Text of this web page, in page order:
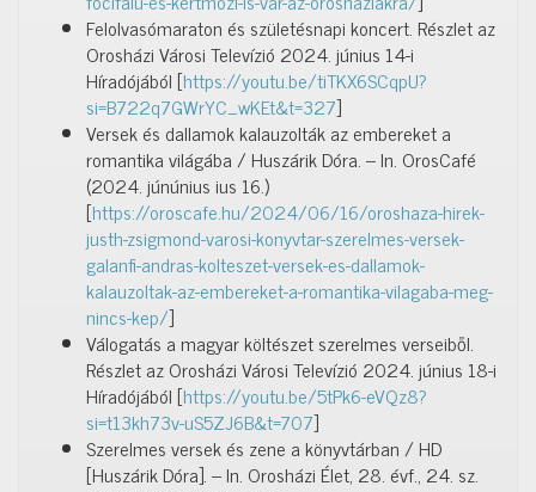
Felolvasómaraton és születésnapi koncert. Részlet az
Orosházi Városi Televízió 2024. június 14-i
Híradójából [https://youtu.be/tiTKX6SCqpU?
si=B722q7GWrYC_wKEt&t=327]
Versek és dallamok kalauzolták az embereket a
romantika világába / Huszárik Dóra. – In. OrosCafé
(2024. júnúnius ius 16.)
[https://oroscafe.hu/2024/06/16/oroshaza-hirek-
justh-zsigmond-varosi-konyvtar-szerelmes-versek-
galanfi-andras-kolteszet-versek-es-dallamok-
kalauzoltak-az-embereket-a-romantika-vilagaba-meg-
nincs-kep/]
Válogatás a magyar költészet szerelmes verseiből.
Részlet az Orosházi Városi Televízió 2024. június 18-i
Híradójából [https://youtu.be/5tPk6-eVQz8?
si=t13kh73v-uS5ZJ6B&t=707]
Szerelmes versek és zene a könyvtárban / HD
[Huszárik Dóra]. – In. Orosházi Élet, 28. évf., 24. sz.